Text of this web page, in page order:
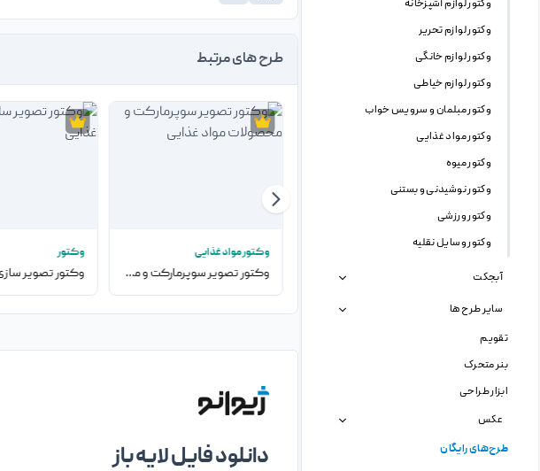
وکتور لوازم آشپزخانه
وکتور لوازم تحریر
وکتور لوازم خانگی
وکتور لوازم خیاطی
وکتور مبلمان و سرویس خواب
وکتور مواد غذایی
وکتور میوه
وکتور نوشیدنی و بستنی
وکتور ورزشی
وکتور وسایل نقلیه
آبجکت
سایر طرح ها
تقویم
بنر متحرک
ابزار طراحی
عکس
طرح‌های رایگان
طرح های مرتبط
وکتور وکتور مواد غذایی
وکتور تصویر سوپرمارکت و محصولات مواد غذایی
وکتور
وکتور تصویر
دانلود فایل لایه باز